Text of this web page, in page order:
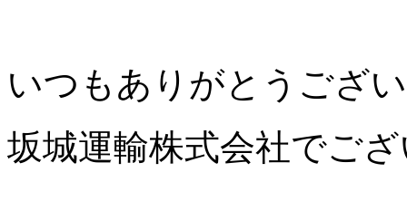
いつもありがとうござ
坂城運輸株式会社でご